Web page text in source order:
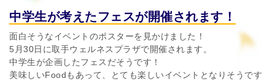
中学生が考えたフェスが開催されます！
面白そうなイベントのポスターを見かけました！
5月30日に取手ウェルネスプラザで開催されます。
中学生が企画したフェスだそうです！
美味しいFoodもあって、とても楽しいイベントとなりそうです